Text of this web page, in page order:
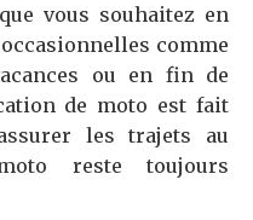
vous souhaitez en
comme
ou en fin de
de moto est fait
les trajets au
reste toujours